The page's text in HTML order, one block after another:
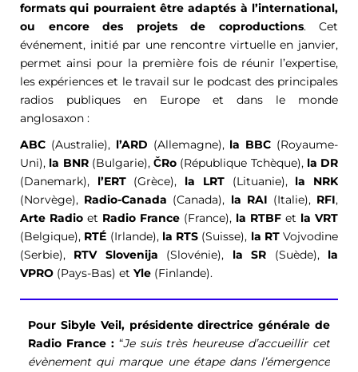
formats qui pourraient être adaptés à l’international,
ou encore des projets de coproductions. Cet
événement, initié par une rencontre virtuelle en janvier,
permet ainsi pour la première fois de réunir l’expertise,
les expériences et le travail sur le podcast des principales
radios publiques en Europe et dans le monde
anglosaxon :
ABC (Australie), l’ARD (Allemagne), la BBC (Royaume-
Uni), la BNR(Bulgarie), ČRo (République Tchèque), la DR
(Danemark), l’ERT (Grèce), la LRT(Lituanie), la NRK
(Norvège), Radio-Canada (Canada), la RAI (Italie), RFI,
Arte Radio et Radio France (France), la RTBF et la VRT
(Belgique), RTÉ (Irlande), la RTS (Suisse), la RTVojvodine
(Serbie), RTV Slovenija (Slovénie), la SR (Suède), la
VPRO (Pays-Bas) et Yle (Finlande).
Pour Sibyle Veil, présidente directrice générale de
Radio France :“Je suis très heureuse d’accueillir cet
évènement qui marque une étape dans l’émergence